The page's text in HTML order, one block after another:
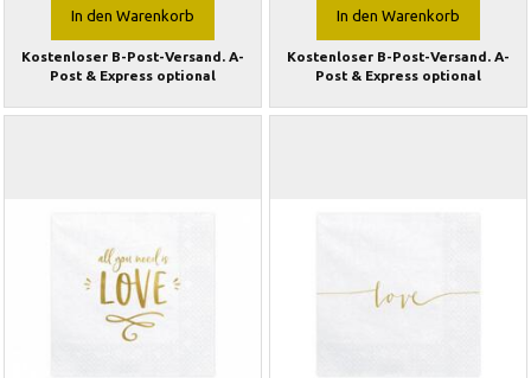
In den Warenkorb
Kostenloser B-Post-Versand. A-
Post & Express optional
In den Warenkorb
Kostenloser B-Post-Versand. A-
Post & Express optional